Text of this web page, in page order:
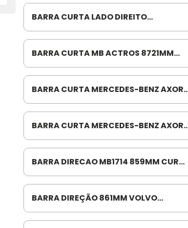
BARRA CURTA LADO DIREITO
MERCEDES-BENZ ATEGO ZL1145 1118/172
8
BARRA CURTA MB ACTROS 8721MM
ZL1161
BARRA CURTA MERCEDES-BENZ AXOR
2035/3344 BD5588
BARRA CURTA MERCEDES-BENZ AXOR
2035/3344 ZL1125 W5242
BARRA DIRECAO MB1714 859MM CURT
LATERAL ZL1046 MB1714/1721
BARRA DIREÇÃO 861MM VOLVO
FH12/FM12 ZL7980 NH12 TODOS ATE 20
06